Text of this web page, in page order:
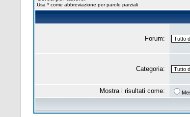
Usa * come abbreviazione per parole parziali
Forum:
Categoria:
Mostra i risultati come: